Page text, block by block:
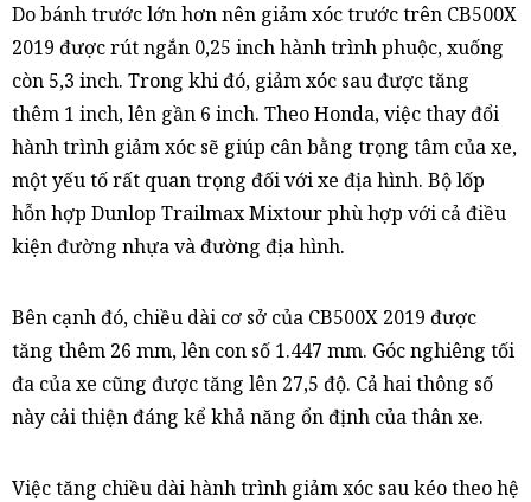
Do bánh trước lớn hơn nên giảm xóc trước trên CB500X
2019 được rút ngắn 0,25 inch hành trình phuộc, xuống
còn 5,3 inch. Trong khi đó, giảm xóc sau được tăng
thêm 1 inch, lên gần 6 inch. Theo Honda, việc thay đổi
hành trình giảm xóc sẽ giúp cân bằng trọng tâm của xe,
một yếu tố rất quan trọng đối với xe địa hình. Bộ lốp
hỗn hợp Dunlop Trailmax Mixtour phù hợp với cả điều
kiện đường nhựa và đường địa hình.
Bên cạnh đó, chiều dài cơ sở của CB500X 2019 được
tăng thêm 26 mm, lên con số 1.447 mm. Góc nghiêng tối
đa của xe cũng được tăng lên 27,5 độ. Cả hai thông số
này cải thiện đáng kể khả năng ổn định của thân xe.
Việc tăng chiều dài hành trình giảm xóc sau kéo theo hệ